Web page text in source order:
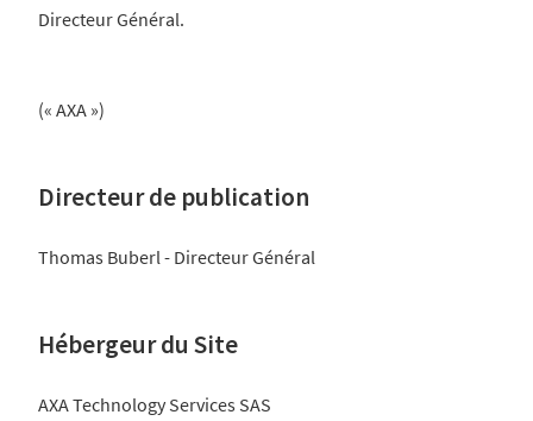
Directeur Général.
(« AXA »)
Directeur de publication
Thomas Buberl - Directeur Général
Hébergeur du Site
AXA Technology Services SAS